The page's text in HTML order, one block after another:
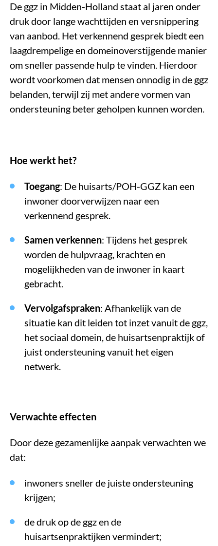
De ggz in Midden-Holland staat al jaren onder
druk door lange wachttijden en versnippering
van aanbod. Het verkennend gesprek biedt een
laagdrempelige en domeinoverstijgende manier
om sneller passende hulp te vinden. Hierdoor
wordt voorkomen dat mensen onnodig in de ggz
belanden, terwijl zij met andere vormen van
ondersteuning beter geholpen kunnen worden.
Hoe werkt het?
Toegang: De huisarts/POH-GGZ kan een
inwoner doorverwijzen naar een
verkennend gesprek.
Samen verkennen: Tijdens het gesprek
worden de hulpvraag, krachten en
mogelijkheden van de inwoner in kaart
gebracht.
Vervolgafspraken: Afhankelijk van de
situatie kan dit leiden tot inzet vanuit de ggz,
het sociaal domein, de huisartsenpraktijk of
juist ondersteuning vanuit het eigen
netwerk.
Verwachte effecten
Door deze gezamenlijke aanpak verwachten we
dat:
inwoners sneller de juiste ondersteuning
krijgen;
de druk op de ggz en de
huisartsenpraktijken vermindert;